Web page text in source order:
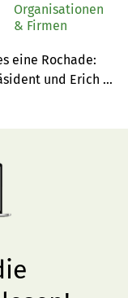
eine Rochade:
und Erich
Organisationen
& Firmen